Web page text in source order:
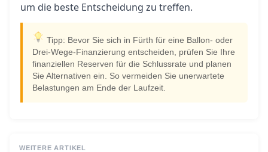
um die beste Entscheidung zu treffen.
Tipp: Bevor Sie sich in Fürth für eine Ballon- oder
Drei-Wege-Finanzierung entscheiden, prüfen Sie Ihre
finanziellen Reserven für die Schlussrate und planen
Sie Alternativen ein. So vermeiden Sie unerwartete
Belastungen am Ende der Laufzeit.
WEITERE ARTIKEL